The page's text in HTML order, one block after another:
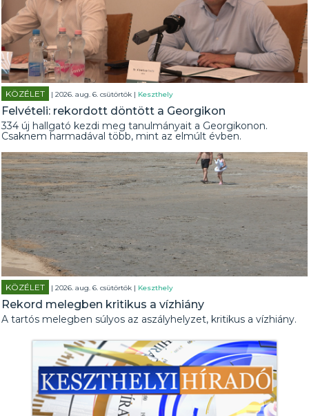
KÖZÉLET | 2026. aug. 6. csütörtök | Keszthely
Felvételi: rekordott döntött a Georgikon
334 új hallgató kezdi meg tanulmányait a Georgikonon.
Csaknem harmadával több, mint az elmúlt évben.
KÖZÉLET | 2026. aug. 6. csütörtök | Keszthely
Rekord melegben kritikus a vízhiány
A tartós melegben súlyos az aszályhelyzet, kritikus a vízhiány.